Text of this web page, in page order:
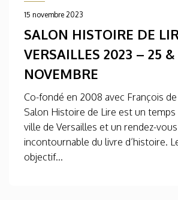
15 novembre 2023
SALON HISTOIRE DE
VERSAILLES 2023 – 25
NOVEMBRE
Co-fondé en 2008 avec François
Salon Histoire de Lire est un
ville de Versailles et un rendez-vous
incontournable du livre d’histoire.
objectif...